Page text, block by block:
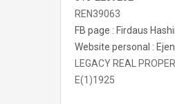
REN39063
FB page : Firdaus
Website personal :
LEGACY REAL
E(1)1925